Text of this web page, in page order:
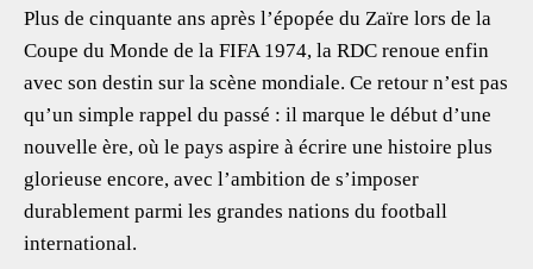
Plus de cinquante ans après l’épopée du Zaïre lors de la
Coupe du Monde de la FIFA 1974, la RDC renoue enfin
avec son destin sur la scène mondiale. Ce retour n’est pas
qu’un simple rappel du passé : il marque le début d’une
nouvelle ère, où le pays aspire à écrire une histoire plus
glorieuse encore, avec l’ambition de s’imposer
durablement parmi les grandes nations du football
international.